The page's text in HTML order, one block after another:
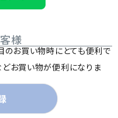
様
のお買い物時にとても便利で
お買い物が便利になりま